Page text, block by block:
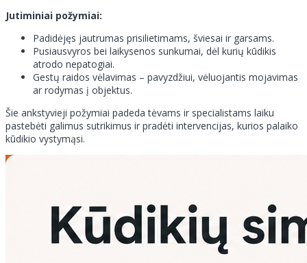
Jutiminiai požymiai:
Padidėjęs jautrumas prisilietimams, šviesai ir garsams.
Pusiausvyros bei laikysenos sunkumai, dėl kurių kūdikis
atrodo nepatogiai.
Gestų raidos vėlavimas – pavyzdžiui, vėluojantis mojavimas
ar rodymas į objektus.
Šie ankstyvieji požymiai padeda tėvams ir specialistams laiku
pastebėti galimus sutrikimus ir pradėti intervencijas, kurios palaiko
kūdikio vystymąsi.